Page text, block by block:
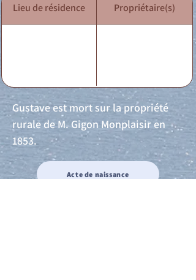
Lieu de résidence Propriétaire(s)
Gustave est mort sur la propriété
rurale de M. Gigon Monplaisir en
1853.
Acte de naissance